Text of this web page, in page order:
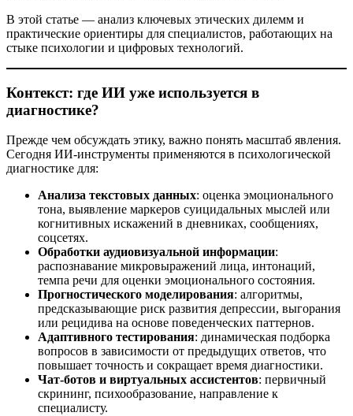
В этой статье — анализ ключевых этических дилемм и
практические ориентиры для специалистов, работающих на
стыке психологии и цифровых технологий.
Контекст: где ИИ уже используется в
диагностике?
Прежде чем обсуждать этику, важно понять масштаб явления.
Сегодня ИИ-инструменты применяются в психологической
диагностике для:
Анализа текстовых данных: оценка эмоционального
тона, выявление маркеров суицидальных мыслей или
когнитивных искажений в дневниках, сообщениях,
соцсетях.
Обработки аудиовизуальной информации:
распознавание микровыражений лица, интонаций,
темпа речи для оценки эмоционального состояния.
Прогностического моделирования: алгоритмы,
предсказывающие риск развития депрессии, выгорания
или рецидива на основе поведенческих паттернов.
Адаптивного тестирования: динамическая подборка
вопросов в зависимости от предыдущих ответов, что
повышает точность и сокращает время диагностики.
Чат-ботов и виртуальных ассистентов: первичный
скрининг, психообразование, направление к
специалисту.